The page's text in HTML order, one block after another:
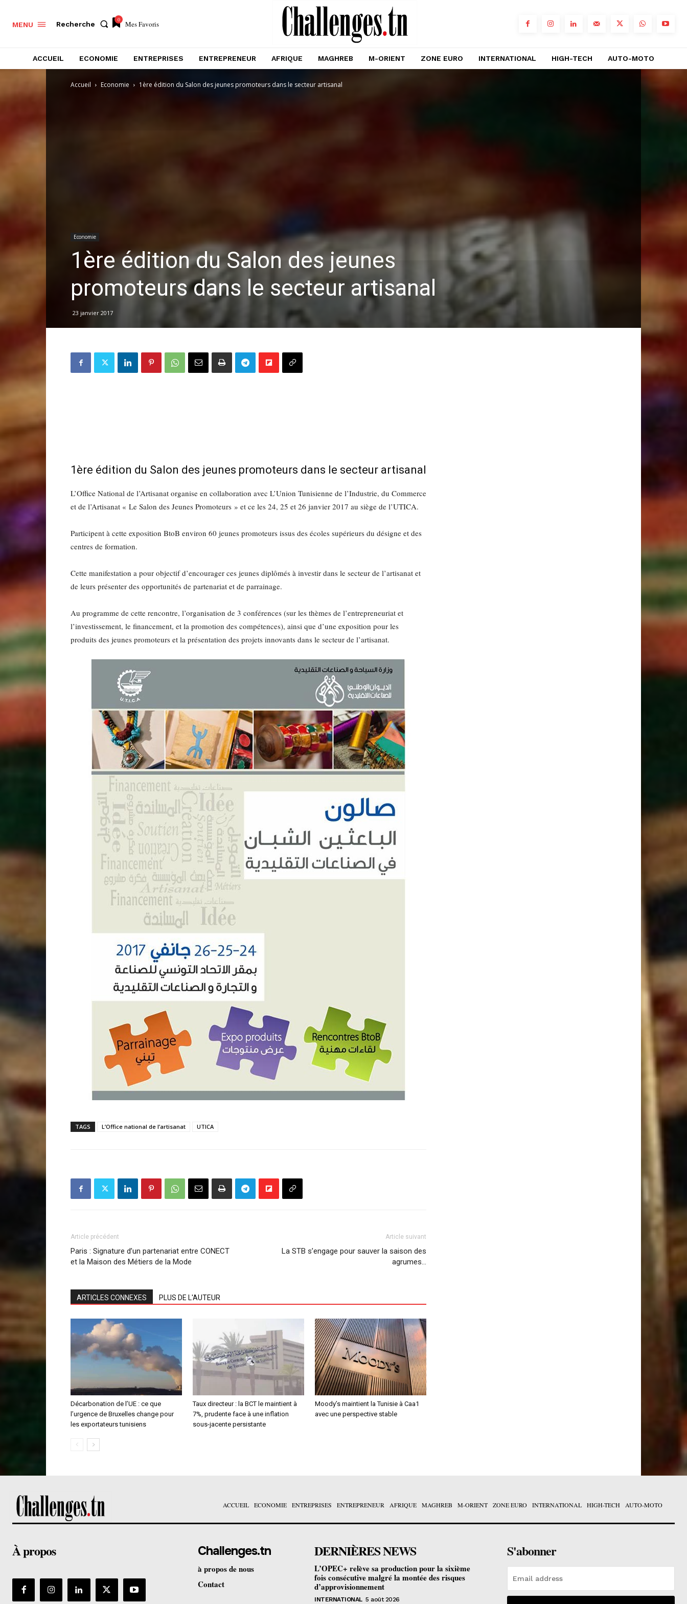
MENU Recherche
0 Mes Favoris
ACCUEIL ECONOMIE ENTREPRISES ENTREPRENEUR AFRIQUE MAGHREB M-ORIENT ZONE EURO INTERNATIONAL HIGH-TECH AUTO-MOTO
Accueil Economie 1ère édition du Salon des jeunes promoteurs dans le secteur artisanal
Economie
1ère édition du Salon des jeunes
promoteurs dans le secteur artisanal
23 janvier 2017
1ère édition du Salon des jeunes promoteurs dans le secteur artisanal
L’Office National de l’Artisanat organise en collaboration avec L’Union Tunisienne de l’Industrie, du Commerce
et de l’Artisanat « Le Salon des Jeunes Promoteurs » et ce les 24, 25 et 26 janvier 2017 au siège de l’UTICA.
Participent à cette exposition BtoB environ 60 jeunes promoteurs issus des écoles supérieurs du désigne et des
centres de formation.
Cette manifestation a pour objectif d’encourager ces jeunes diplômés à investir dans le secteur de l’artisanat et
de leurs présenter des opportunités de partenariat et de parrainage.
Au programme de cette rencontre, l’organisation de 3 conférences (sur les thèmes de l’entrepreneuriat et
l’investissement, le financement, et la promotion des compétences), ainsi que d’une exposition pour les
produits des jeunes promoteurs et la présentation des projets innovants dans le secteur de l’artisanat.
TAGS L’Office national de l’artisanat UTICA
Article précédent
Paris : Signature d’un partenariat entre CONECT
et la Maison des Métiers de la Mode
Article suivant
La STB s’engage pour sauver la saison des
agrumes…
ARTICLES CONNEXES PLUS DE L'AUTEUR
Décarbonation de l’UE : ce que
l’urgence de Bruxelles change pour
les exportateurs tunisiens
Taux directeur : la BCT le maintient à
7%, prudente face à une inflation
sous-jacente persistante
Moody’s maintient la Tunisie à Caa1
avec une perspective stable
ACCUEIL ECONOMIE ENTREPRISES ENTREPRENEUR AFRIQUE MAGHREB M-ORIENT ZONE EURO INTERNATIONAL HIGH-TECH AUTO-MOTO
À propos Challenges.tn
à propos de nous
Contact
DERNIÈRES NEWS
L’OPEC+ relève sa production pour la sixième
fois consécutive malgré la montée des risques
d’approvisionnement
INTERNATIONAL 5 août 2026
S'abonner